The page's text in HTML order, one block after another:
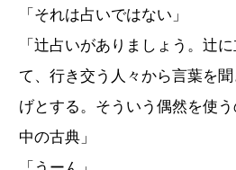
「それは占いではない」
「辻占いがありましょう。辻
て、行き交う人々から言葉を
げとする。そういう偶然を使
中の古典」